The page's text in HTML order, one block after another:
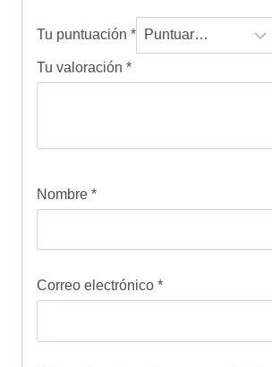
Tu puntuación *
Tu valoración *
Nombre *
Correo electrónico *